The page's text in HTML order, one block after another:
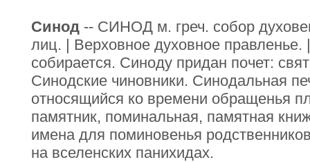
Синод -- СИНОД м. греч. собор
лиц. | Верховное духовное правленье.
собирается. Синоду придан почет:
Синодские чиновники. Синодальная
относящийся ко времени обращенья
памятник, поминальная, памятная
имена для поминовенья
на вселенских панихидах.